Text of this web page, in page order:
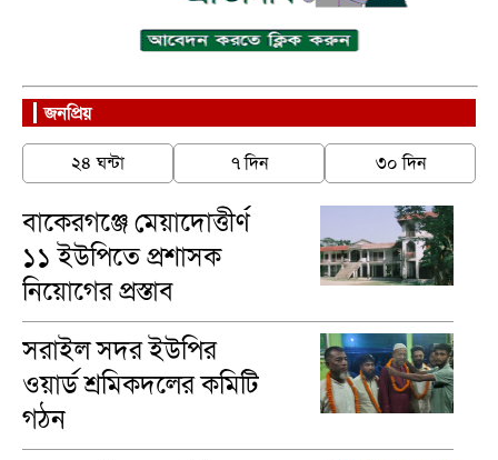
জনপ্রিয়
২৪ ঘন্টা ৭ দিন ৩০ দিন
বাকেরগঞ্জে মেয়াদোত্তীর্ণ
১১ ইউপিতে প্রশাসক
নিয়োগের প্রস্তাব
সরাইল সদর ইউপির
ওয়ার্ড শ্রমিকদলের কমিটি
গঠন